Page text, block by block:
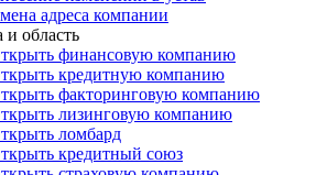
адреса компании
область
финансовую компанию
кредитную компанию
факторинговую компанию
лизинговую компанию
ломбард
кредитный союз